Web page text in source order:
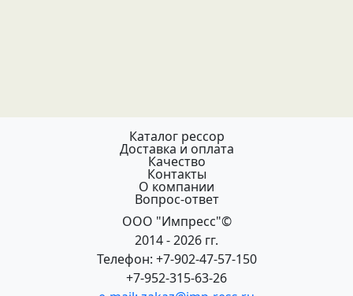
Каталог рессор
Доставка и оплата
Качество
Контакты
О компании
Вопрос-ответ
ООО "Импресс"©
2014 - 2026 гг.
Телефон: +7-902-47-57-150
+7-952-315-63-26